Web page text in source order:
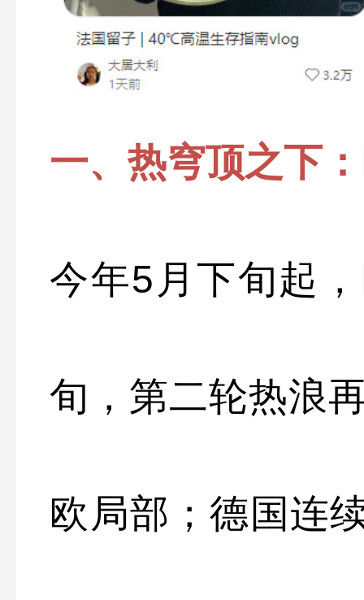
一、热穹顶之下
今年5月下旬起
旬，第二轮热浪
欧局部；德国连